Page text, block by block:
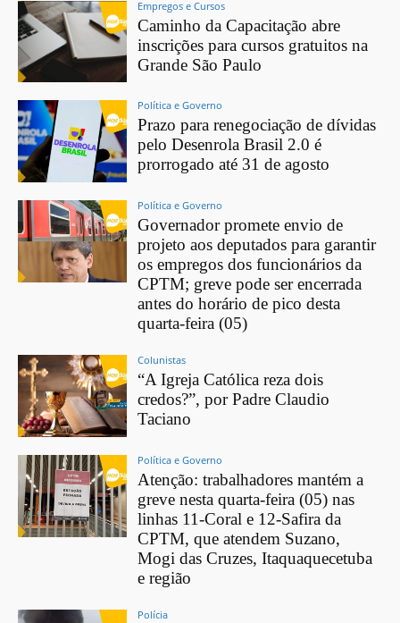
Empregos e Cursos
Caminho da Capacitação abre
inscrições para cursos gratuitos na
Grande São Paulo
Política e Governo
Prazo para renegociação de dívidas
pelo Desenrola Brasil 2.0 é
prorrogado até 31 de agosto
Política e Governo
Governador promete envio de
projeto aos deputados para garantir
os empregos dos funcionários da
CPTM; greve pode ser encerrada
antes do horário de pico desta
quarta-feira (05)
Colunistas
“A Igreja Católica reza dois
credos?”, por Padre Claudio
Taciano
Política e Governo
Atenção: trabalhadores mantém a
greve nesta quarta-feira (05) nas
linhas 11-Coral e 12-Safira da
CPTM, que atendem Suzano,
Mogi das Cruzes, Itaquaquecetuba
e região
Polícia